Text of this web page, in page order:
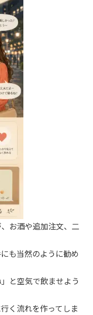
お酒や追加注文、二
も当然のように勧め
と空気で飲ませよう
く流れを作ってしま